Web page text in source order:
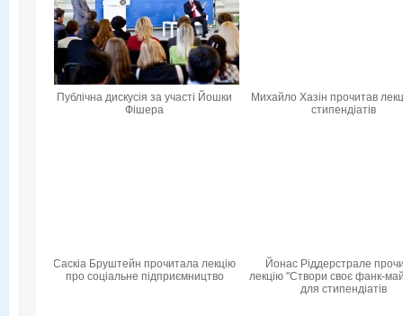
Публічна дискусія за участі Йошки
Фішера
Михайло Хазін прочитав
стипендіатів
Саскіа Бруштейн прочитала лекцію
про соціальне підприємництво
Йонас Ріддерстрале
лекцію "Створи своє фанк-
для стипендіатів